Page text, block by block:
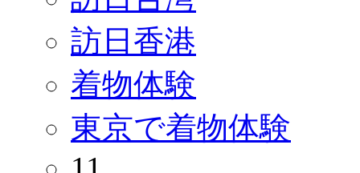
訪日香港
着物体験
東京で着物体験